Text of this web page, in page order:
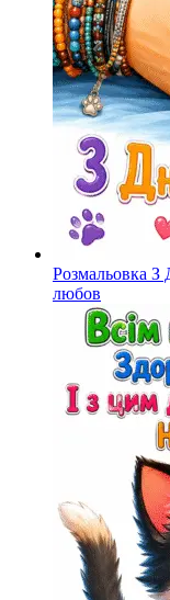
Розмальовка З
любов